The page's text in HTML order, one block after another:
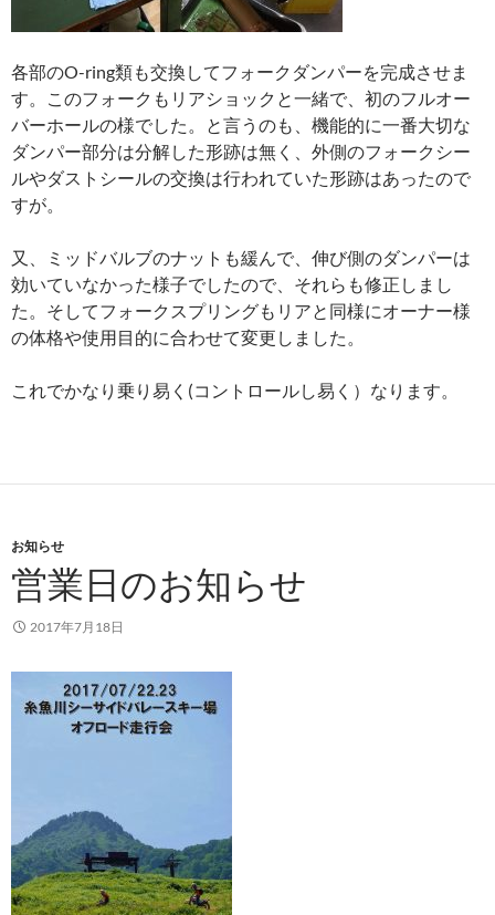
各部のO-ring類も交換してフォークダンパーを完成させま
す。このフォークもリアショックと一緒で、初のフルオー
バーホールの様でした。と言うのも、機能的に一番大切な
ダンパー部分は分解した形跡は無く、外側のフォークシー
ルやダストシールの交換は行われていた形跡はあったので
すが。
又、ミッドバルブのナットも緩んで、伸び側のダンパーは
効いていなかった様子でしたので、それらも修正しまし
た。そしてフォークスプリングもリアと同様にオーナー様
の体格や使用目的に合わせて変更しました。
これでかなり乗り易く(コントロールし易く）なります。
お知らせ
営業日のお知らせ
2017年7月18日